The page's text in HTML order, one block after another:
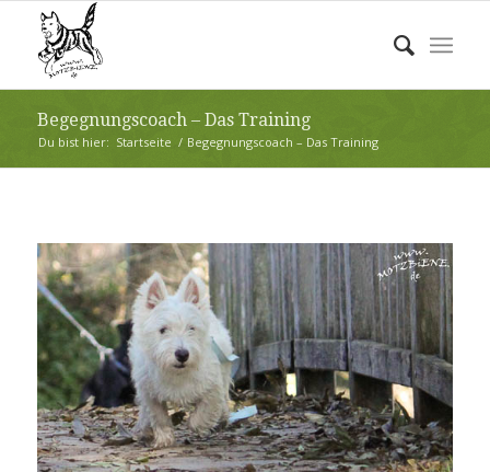
Begegnungscoach – Das Training
Du bist hier: Startseite / Begegnungscoach – Das Training